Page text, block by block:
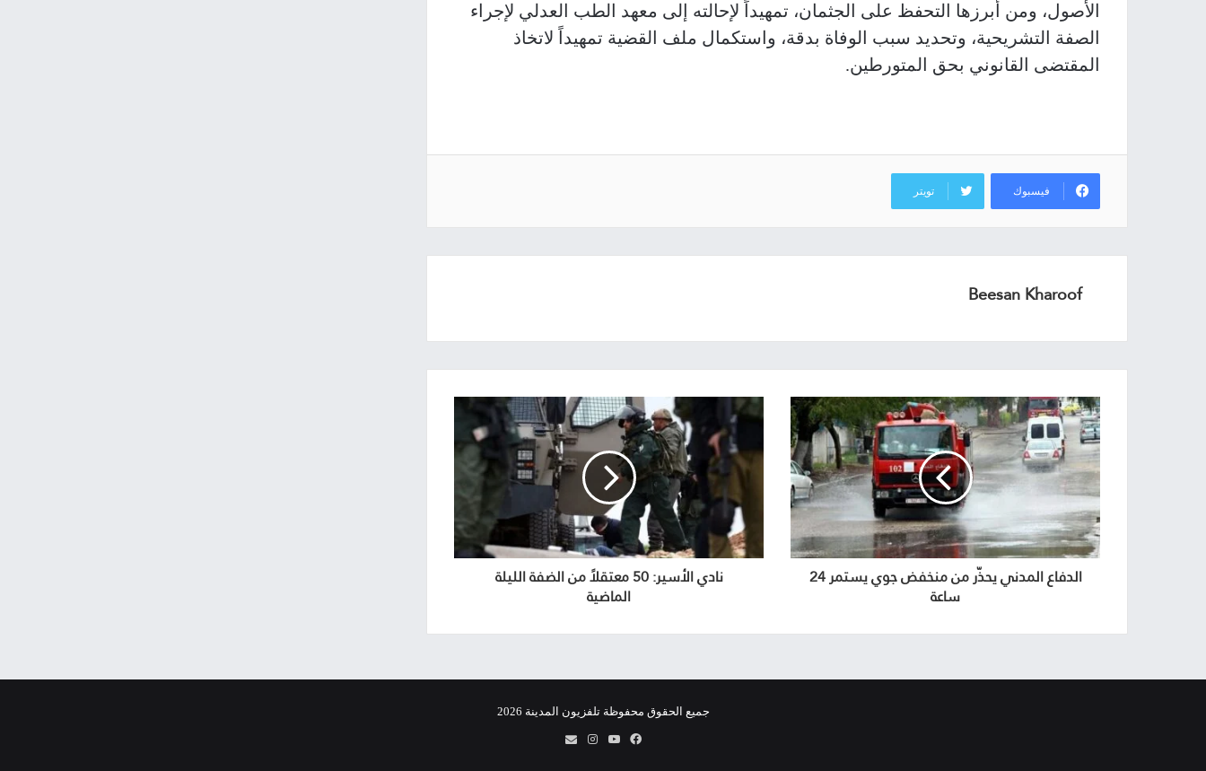
الأصول، ومن أبرزها التحفظ على الجثمان، تمهيداً لإحالته إلى معهد الطب العدلي لإجراء
الصفة التشريحية، وتحديد سبب الوفاة بدقة، واستكمال ملف القضية تمهيداً لاتخاذ
المقتضى القانوني بحق المتورطين.
فيسبوك تويتر
Beesan Kharoof
الدفاع المدني يحذّر من منخفض جوي يستمر 24
ساعة
نادي الأسير: 50 معتقلاً من الضفة الليلة
الماضية
جميع الحقوق محفوظة تلفزيون المدينة 2026
فيسبوكيوتيوبانستقرامinfo@almadina.tv